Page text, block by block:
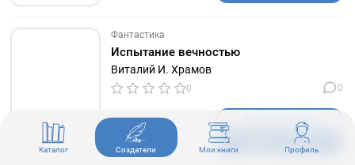
Фантастика
Испытание вечностью
Виталий И. Храмов
0 0
Подписаться
Купить 269 ₽
Каталог Создатели Мои книги Профиль